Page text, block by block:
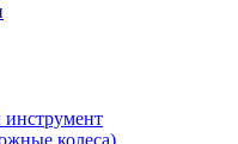
колеса)